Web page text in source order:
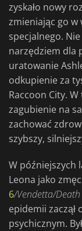
zyskało nowy
zmieniając go w
specjalnego.
narzędziem dla
uratowanie
odkupienie za
Raccoon City.
zagubienie na
zachować
szybszy,
W późniejszych
Leona jako
6/Vendetta/
epidemii zaczął
psychicznym.